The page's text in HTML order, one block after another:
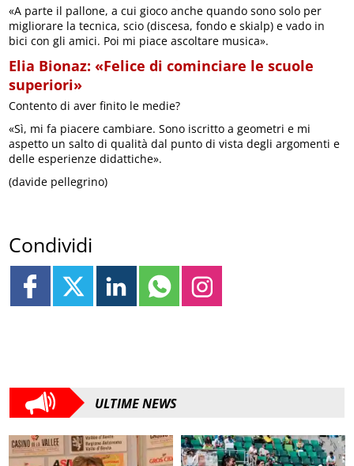
«A parte il pallone, a cui gioco anche quando sono solo per
migliorare la tecnica, scio (discesa, fondo e skialp) e vado in
bici con gli amici. Poi mi piace ascoltare musica».
Elia Bionaz: «Felice di cominciare le scuole
superiori»
Contento di aver finito le medie?
«Sì, mi fa piacere cambiare. Sono iscritto a geometri e mi
aspetto un salto di qualità dal punto di vista degli argomenti e
delle esperienze didattiche».
(davide pellegrino)
Condividi
ULTIME NEWS